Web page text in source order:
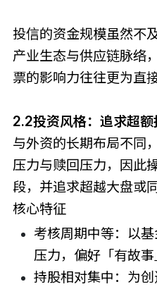
投信的资金规模虽然不
产业生态与供应链脉络
票的影响力往往更为直接
2.2投资风格：追求超额
与外资的长期布局不同
压力与赎回压力，因此
段，并追求超越大盘或
核心特征
考核周期中等：以
压力，偏好「有故
持股相对集中：为